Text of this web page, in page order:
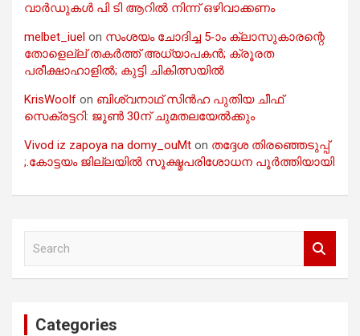
വാർഡുകൾ പി ടി ആറിൽ നിന്ന് ഒഴിവാക്കണം
melbet_iuel on സംശയം ചോദിച്ച 5-ാം ക്ലാസുകാരന്റെ
തോളെല്ല് തകർത്ത് അധ്യാപകൻ; ക്രൂരത
പരീക്ഷാഹാളിൽ; കുട്ടി ചികിത്സയിൽ
KrisWoolf on ബിശ്വനാഥ് സിൻഹ പുതിയ ചീഫ്
സെക്രട്ടറി: ജൂൺ 30ന് ചുമതലയേൽക്കും
Vivod iz zapoya na domy_ouMt on തദ്ദേശ തിരഞ്ഞെടുപ്പ്
;.കോട്ടയം ജില്ലയിൽ സൂക്ഷ്മപരിശോധന പൂർത്തിയായി
Categories